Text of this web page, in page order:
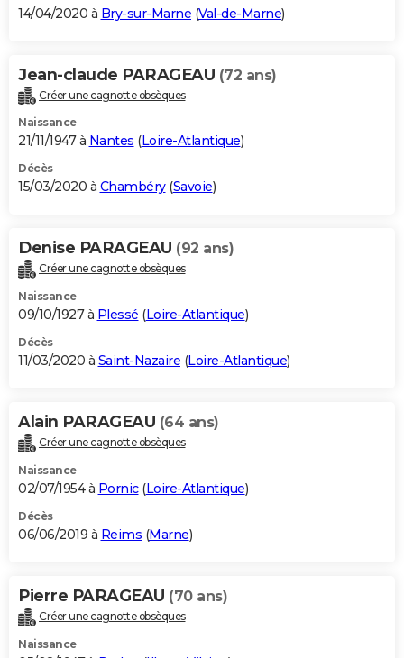
14/04/2020 à Bry-sur-Marne (Val-de-Marne)
Jean-claude PARAGEAU (72 ans)
Créer une cagnotte obsèques
Naissance
21/11/1947 à Nantes (Loire-Atlantique)
Décès
15/03/2020 à Chambéry(Savoie)
Denise PARAGEAU (92 ans)
Créer une cagnotte obsèques
Naissance
09/10/1927 à Plessé (Loire-Atlantique)
Décès
11/03/2020 à Saint-Nazaire (Loire-Atlantique)
Alain PARAGEAU (64 ans)
Créer une cagnotte obsèques
Naissance
02/07/1954 à Pornic(Loire-Atlantique)
Décès
06/06/2019 à Reims (Marne)
Pierre PARAGEAU (70 ans)
Créer une cagnotte obsèques
Naissance